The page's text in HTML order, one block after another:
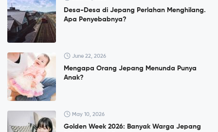
Desa-Desa di Jepang Perlahan Menghilang.
Apa Penyebabnya?
June 22, 2026
Mengapa Orang Jepang Menunda Punya
Anak?
May 10, 2026
Golden Week 2026: Banyak Warga Jepang